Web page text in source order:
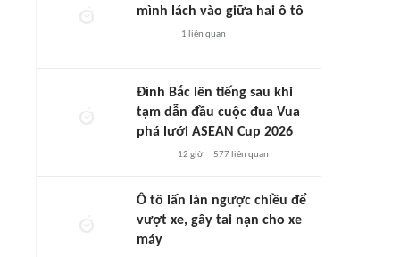
mình lách vào giữa hai ô tô
1 liên quan
Đình Bắc lên tiếng sau khi
tạm dẫn đầu cuộc đua Vua
phá lưới ASEAN Cup 2026
12 giờ 577liên quan
Ô tô lấn làn ngược chiều để
vượt xe, gây tai nạn cho xe
máy